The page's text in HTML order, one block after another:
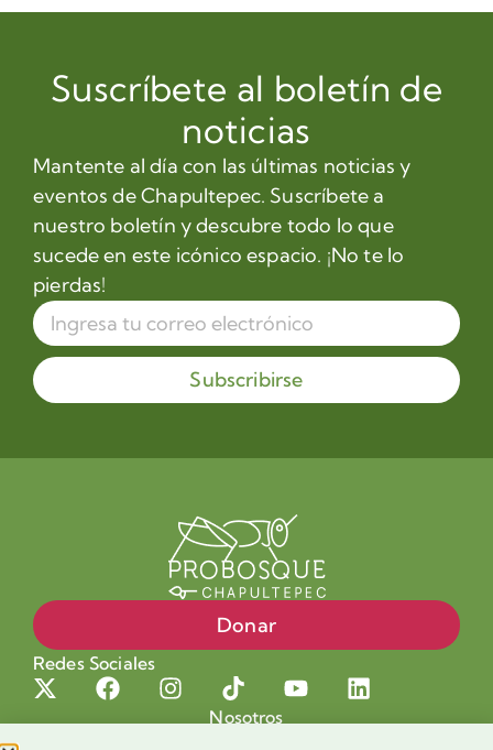
Suscríbete al boletín de
noticias
Mantente al día con las últimas noticias y
eventos de Chapultepec. Suscríbete a
nuestro boletín y descubre todo lo que
sucede en este icónico espacio. ¡No te lo
pierdas!
Subscribirse
Donar
Redes Sociales
Nosotros